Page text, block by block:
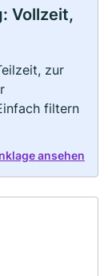
Vollzeit,
zur
filtern
ansehen